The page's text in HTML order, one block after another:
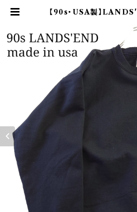
【90s・USA製】
オンライン古着屋